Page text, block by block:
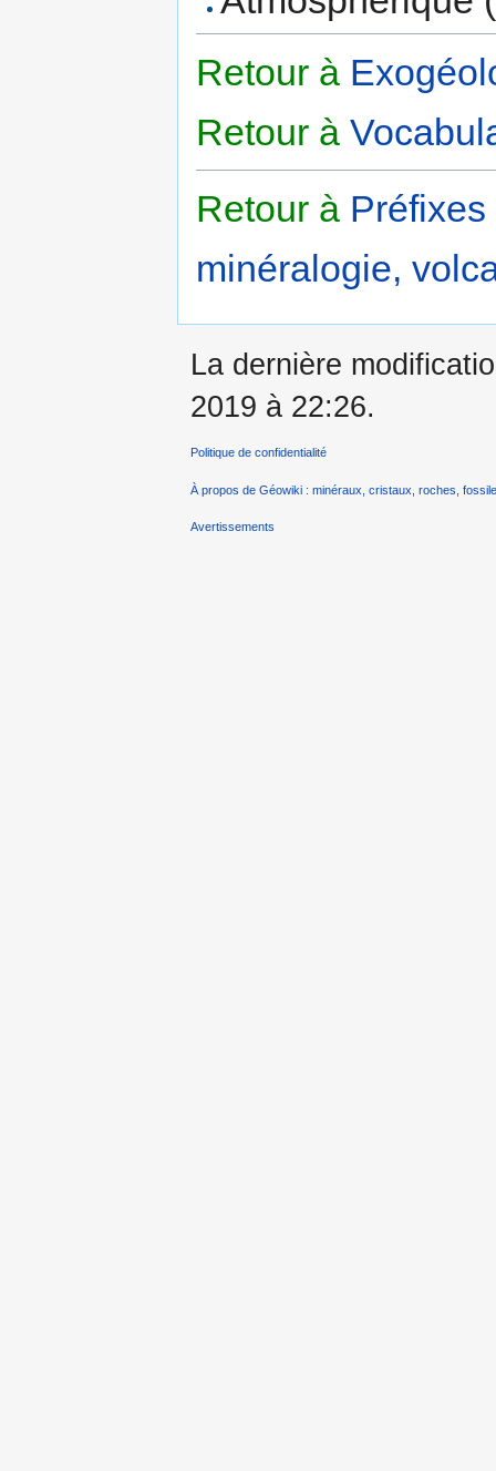
Retour à
Retour à
Retour à
minéralogie,
La dernière
2019 à 22:26.
Politique de confidentialité
À propos de Géowiki : minéraux, cristaux, roches,
Avertissements